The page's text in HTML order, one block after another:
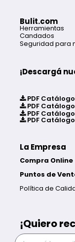
Bulit.com
Herramientas
Candados
Seguridad para
¡Descargá
PDF
PDF
PDF
PDF
La Empresa
Compra Online
Puntos de
Política de
¡Quiero